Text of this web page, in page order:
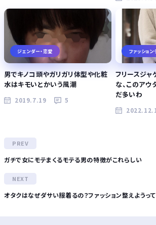
ジェンダー・恋愛
男でキノコ頭やガリガリ体型や化粧
水はキモいとかいう風潮
2019.7.19 5
ファッション
フリースジャ
な、このアウ
だ多いわ
ガチで女にモテまくるモテる男の特徴がこれらしい
オタクはなぜダサい服着るの？ファッション整えようっ